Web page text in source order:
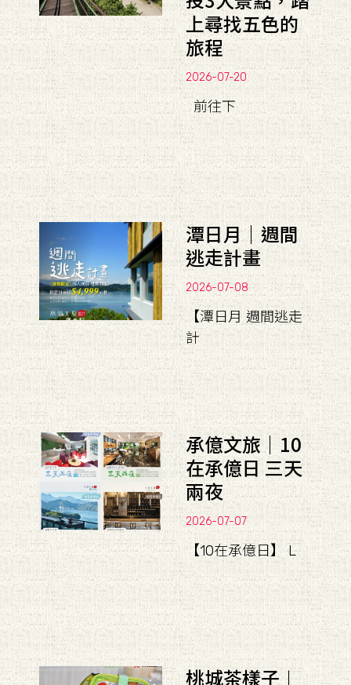
上尋找五色的
旅程
2026-07-20
前往下
潭日月｜週間
逃走計畫
2026-07-08
【潭日月 週間逃走
計
承億文旅｜10
在承億日 三天
兩夜
2026-07-07
【10在承億日】 L
桃城茶樣子︱